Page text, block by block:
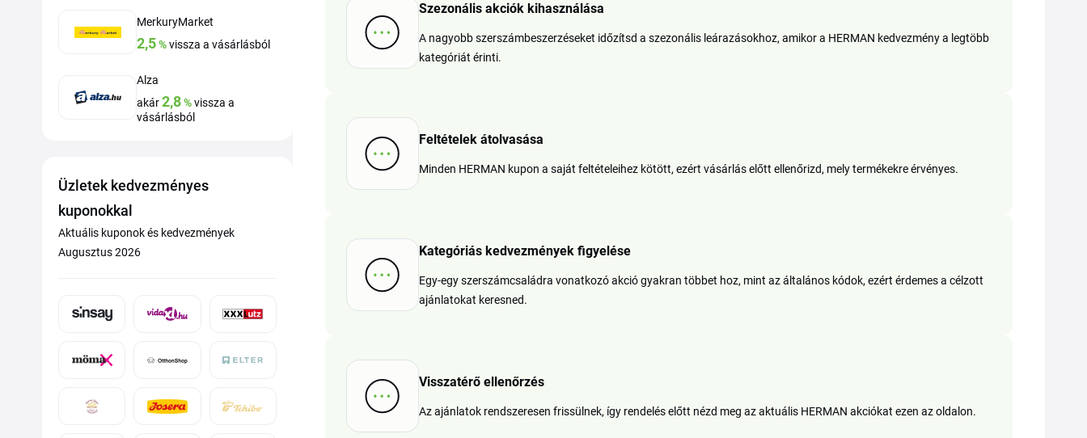
MerkuryMarket
2,5%vissza a vásárlásból
Alza
akár2,8%vissza a
vásárlásból
Üzletek kedvezményes
kuponokkal
Aktuális kuponok és kedvezmények
Augusztus 2026
Szezonális akciók kihasználása
A nagyobb szerszámbeszerzéseket időzítsd a szezonális leárazásokhoz, amikor a HERMAN kedvezmény a legtöbb
kategóriát érinti.
Feltételek átolvasása
Minden HERMAN kupon a saját feltételeihez kötött, ezért vásárlás előtt ellenőrizd, mely termékekre érvényes.
Kategóriás kedvezmények figyelése
Egy-egy szerszámcsaládra vonatkozó akció gyakran többet hoz, mint az általános kódok, ezért érdemes a célzott
ajánlatokat keresned.
Visszatérő ellenőrzés
Az ajánlatok rendszeresen frissülnek, így rendelés előtt nézd meg az aktuális HERMAN akciókat ezen az oldalon.